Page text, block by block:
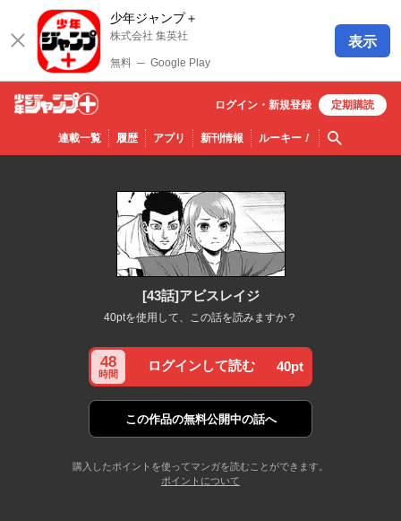
少年ジャンプ＋
株式会社 集英社
無料 ─ Google Play
表示
少年ジ
ャンプ
連載一覧 履歴 アプリ 新刊情報 ルーキー！ 検索
ログイン・ 新規登録 定期購読
[43話]アビスレイジ
40ptを使用して、この話を読みますか？
48
時間
ログインして読む 40pt
この作品の無料公開中の話へ
購入したポイントを使ってマンガを読むことができます。
ポイントについて